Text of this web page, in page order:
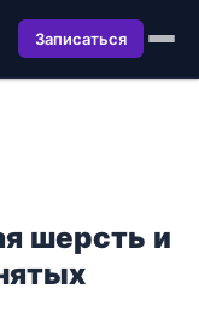
Записаться
шерсть и